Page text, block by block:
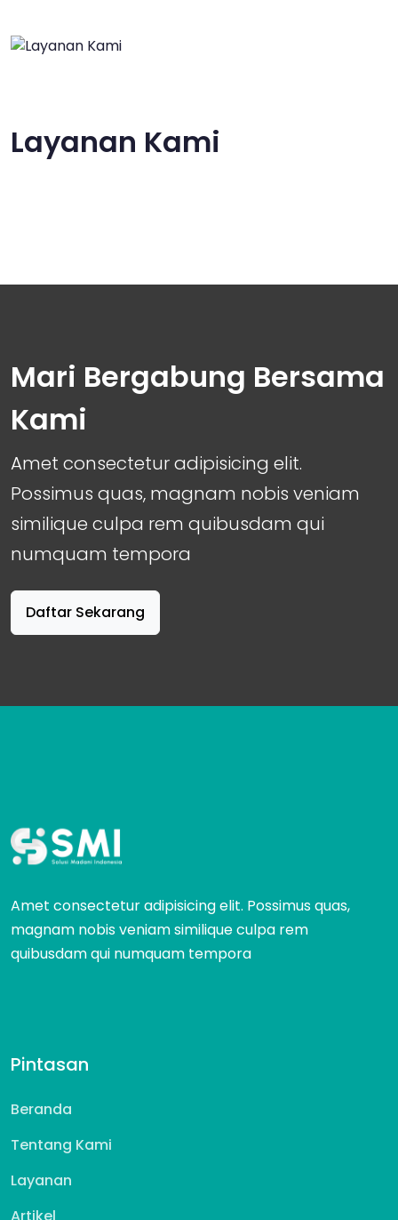
Layanan Kami
Mari Bergabung Bersama
Kami
Amet consectetur adipisicing elit.
Possimus quas, magnam nobis veniam
similique culpa rem quibusdam qui
numquam tempora
Daftar Sekarang
Amet consectetur adipisicing elit. Possimus quas,
magnam nobis veniam similique culpa rem
quibusdam qui numquam tempora
Pintasan
Beranda
Tentang Kami
Layanan